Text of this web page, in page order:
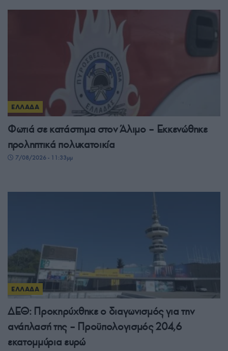
ΕΛΛΑΔΑ
Φωτιά σε κατάστημα στον Άλιμο – Εκκενώθηκε
προληπτικά πολυκατοικία
7/08/2026 - 11:33μμ
ΕΛΛΑΔΑ
ΔΕΘ: Προκηρύχθηκε ο διαγωνισμός για την
ανάπλασή της – Προϋπολογισμός 204,6
εκατομμύρια ευρώ